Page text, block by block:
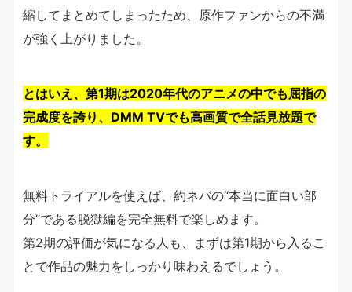
縮してまとめてしまったため、原作ファンからの不満
が強く上がりました。
とはいえ、第1期は2020年代のアニメの中でも屈指の
完成度を誇り、DMM TVでも高画質で全話見放題で
す。
無料トライアルを使えば、約ネバの“本当に面白い部
分”である脱獄編を完全無料で楽しめます。
第2期の評価が気になる人も、まずは第1期から入るこ
とで作品の魅力をしっかり味わえるでしょう。